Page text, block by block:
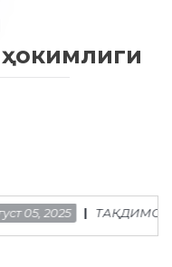
ҳокимлиги
2025 ТАҚДИМОТ